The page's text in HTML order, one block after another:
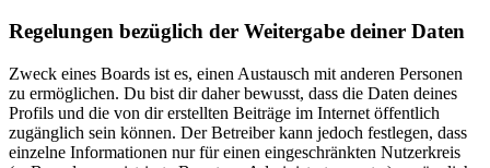
Regelungen bezüglich der Weitergabe deiner Daten
Zweck eines Boards ist es, einen Austausch mit anderen Personen
zu ermöglichen. Du bist dir daher bewusst, dass die Daten deines
Profils und die von dir erstellten Beiträge im Internet öffentlich
zugänglich sein können. Der Betreiber kann jedoch festlegen, dass
einzelne Informationen nur für einen eingeschränkten Nutzerkreis